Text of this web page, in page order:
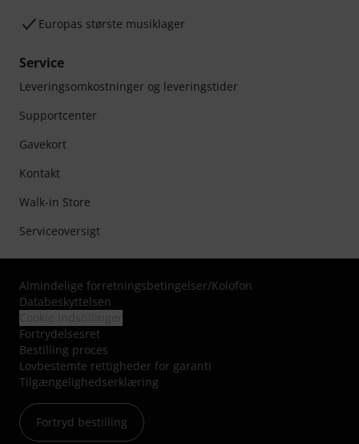
Europas største musiklager
Service
Leveringsomkostninger og leveringstider
Supportcenter
Gavekort
Kontakt
Walk-in Store
Serviceoversigt
Almindelige forretningsbetingelser/Kolofon
Databeskyttelsen
Fortrydelsesret
Bestilling proces
Lovbestemte rettigheder for garanti
Tilgængelighedserklæring
Fortryd bestilling